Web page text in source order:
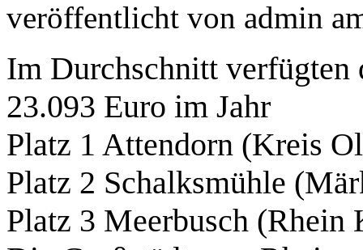
veröffentlicht von admin
Im Durchschnitt
23.093 Euro im Jahr
Platz 1 Attendorn (Kreis
Platz 2 Schalksmühle
Platz 3 Meerbusch (Rhein